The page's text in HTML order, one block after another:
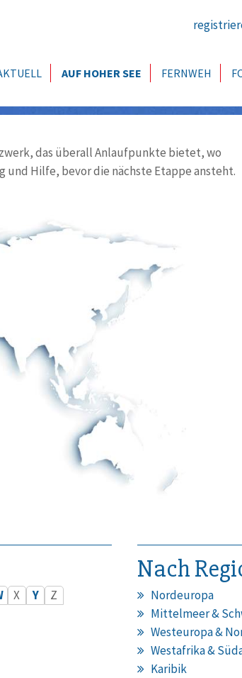
AUF HOHER SEE FERNWEH
das überall Anlaufpunkte bietet, wo
und Hilfe, bevor die nächste Etappe ansteht.
X Y Z
Nach
Nordeuropa
Mittelmeer &
Westeuropa &
Westafrika &
Karibik